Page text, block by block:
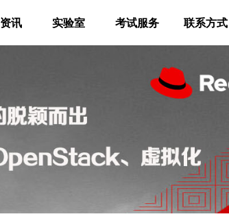
讯 实验室 考试服务 联系方式